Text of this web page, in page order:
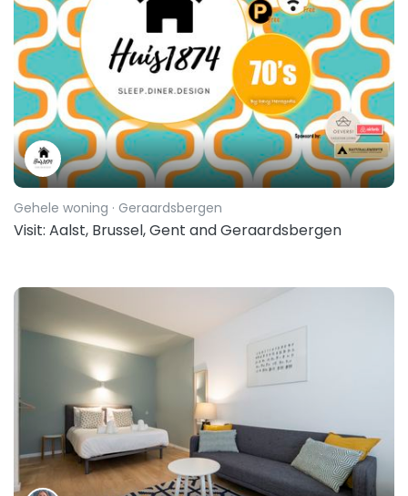
Gehele woning · Geraardsbergen
Visit: Aalst, Brussel, Gent and Geraardsbergen